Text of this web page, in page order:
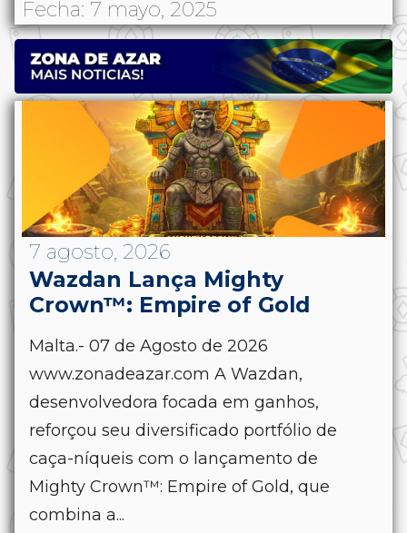
Fecha: 7 mayo, 2025
7 agosto, 2026
Wazdan Lança Mighty
Crown™: Empire of Gold
Malta.- 07 de Agosto de 2026
www.zonadeazar.com A Wazdan,
desenvolvedora focada em ganhos,
reforçou seu diversificado portfólio de
caça-níqueis com o lançamento de
Mighty Crown™: Empire of Gold, que
combina a...